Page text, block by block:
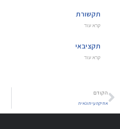
תקשורת
קרא עוד
תקציבאי
קרא עוד
הקודם
אתיקה עיתונאית